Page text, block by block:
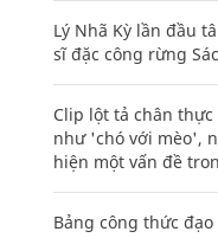
Lý Nhã Kỳ lần đầu
sĩ đặc công rừng Sác
Clip lột tả chân
như 'chó với mèo',
hiện một vấn đề
Bảng công thức